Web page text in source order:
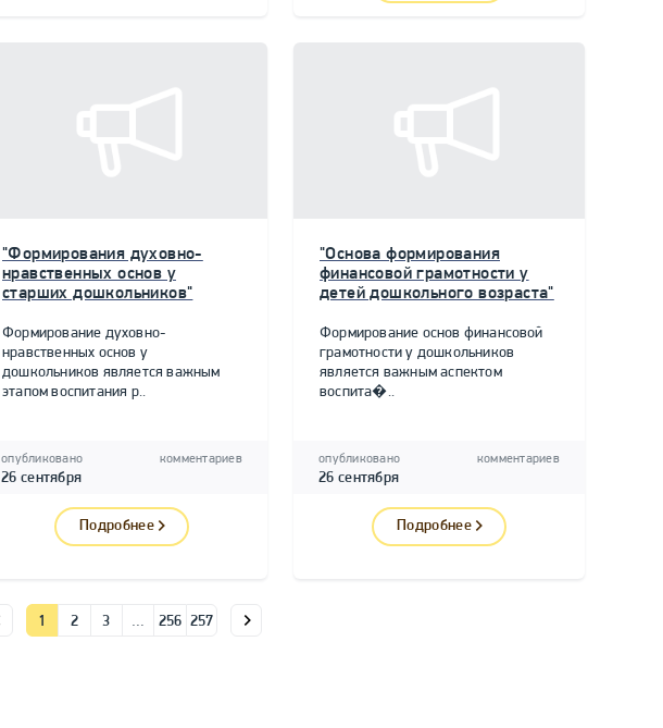
"Формирования духовно-
нравственных основ у
старших дошкольников"
Формирование духовно-
нравственных основ у
дошкольников является важным
этапом воспитания р..
опубликовано
26 сентября
комментариев
Подробнее
"Основа формирования
финансовой грамотности у
детей дошкольного возраста"
Формирование основ финансовой
грамотности у дошкольников
является важным аспектом
воспита�..
опубликовано
26 сентября
комментариев
Подробнее
1 2 3 … 256 257